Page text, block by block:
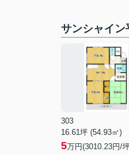
サンシャイン
303
16.61坪 (54.93㎡)
5万円(3010.23円/